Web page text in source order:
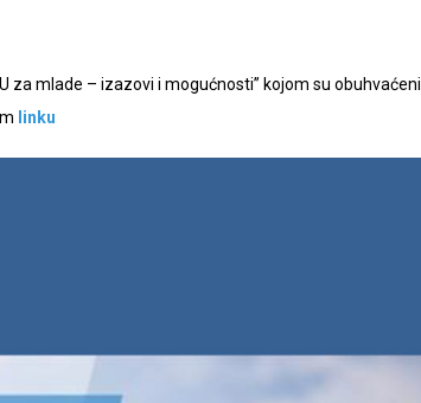
za mlade – izazovi i mogućnosti” kojom su obuhvaćeni
linku